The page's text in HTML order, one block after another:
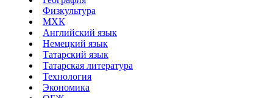
Физкультура
МХК
Английский язык
Немецкий язык
Татарский язык
Татарская литература
Технология
Экономика